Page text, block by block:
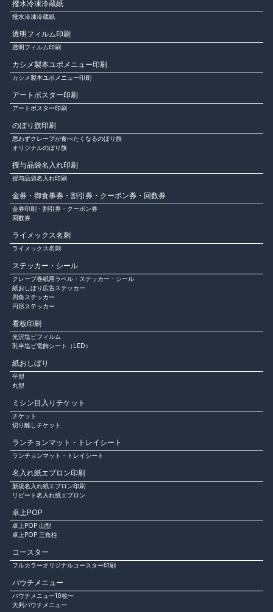
撥水冷凍冷蔵紙
撥水冷凍冷蔵紙
透明フィルム印刷
透明フィルム印刷
カシメ製本ユポメニュー印刷
カシメ製本ユポメニュー印刷
アートポスター印刷
アートポスター印刷
のぼり旗印刷
思わずクレープが食べたくなるのぼり旗
オリジナルのぼり旗
授与品袋名入れ印刷
授与品袋名入れ印刷
金券・御食事券・割引券・クーポン券・回数券
金券印刷・割引券・クーポン券
回数券
ライメックス名刺
ライメックス名刺
ステッカー・シール
クレープ巻紙用ラベル・ステッカー・シール
紙おしぼり広告ステッカー
四角ステッカー
円形ステッカー
看板印刷
光沢塩ビフィルム
乳半塩ビ電飾シート（LED）
紙おしぼり
平型
丸型
ミシン目入りチケット
チケット
切り離しチケット
ランチョンマット・トレイシート
ランチョンマット・トレイシート
名入れ紙エプロン印刷
新規名入れ紙エプロン印刷
リピート名入れ紙エプロン
卓上POP
卓上POP 山型
卓上POP 三角柱
コースター
フルカラーオリジナルコースター印刷
パウチメニュー
パウチメニュー10枚〜
大判パウチメニュー